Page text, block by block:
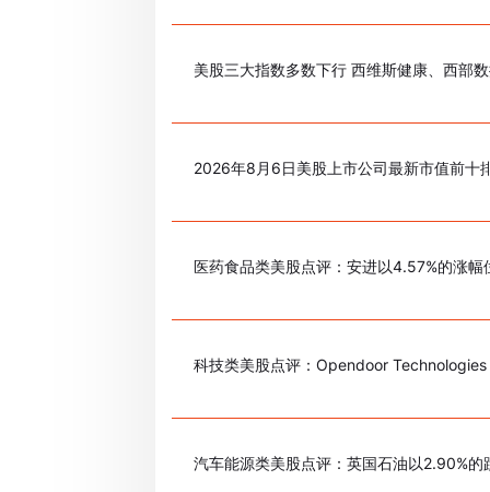
美股三大指数多数下行 西维斯健康、西部
2026年8月6日美股上市公司最新市值前十
医药食品类美股点评：安进以4.57%的涨幅
科技类美股点评：Opendoor
汽车能源类美股点评：英国石油以2.90%的